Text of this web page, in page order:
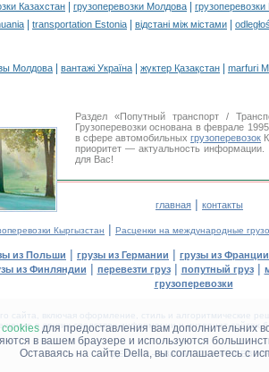
cookiesдля предоставления вам дополнительних
в вашем браузере и используются
Оставаясь на сайте Della, вы соглашаетесь с
Казахстан грузоперевозки Молдова грузоперевозки
transportation Estonia відстані між містами
Молдова вантажі Україна жүктер Қазақстан marfuri
Раздел «Попутный транспорт /
Грузоперевозки основана в феврале
в сфере автомобильныхгрузоперевозок
приоритет — актуальность
для Вас!
главная | контакты
Кыргызстан | Расценки на международные
из Польши | грузы из Германии | грузы из Франции
из Финляндии | перевезти груз| попутный груз|
грузоперевозки
включая оформление, стиль и алгоритмические
в других средствах информации и интернет-сайтах
ДЕЛЛА® —ВАШИ